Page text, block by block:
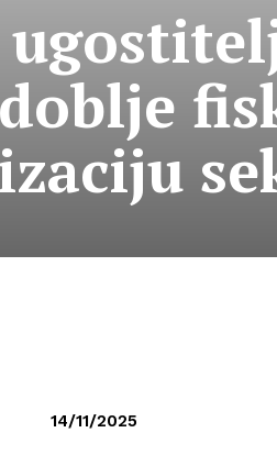
14/11/2025